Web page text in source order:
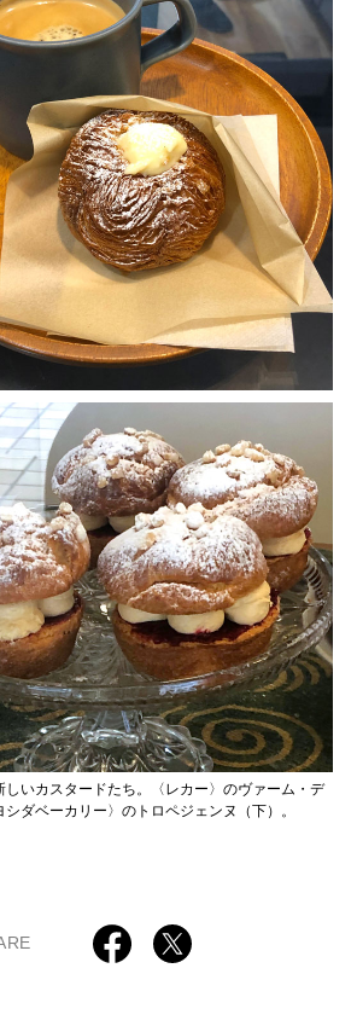
いカスタードたち。〈レカー〉のヴァーム・デ
ダベーカリー〉のトロペジェンヌ（下）。